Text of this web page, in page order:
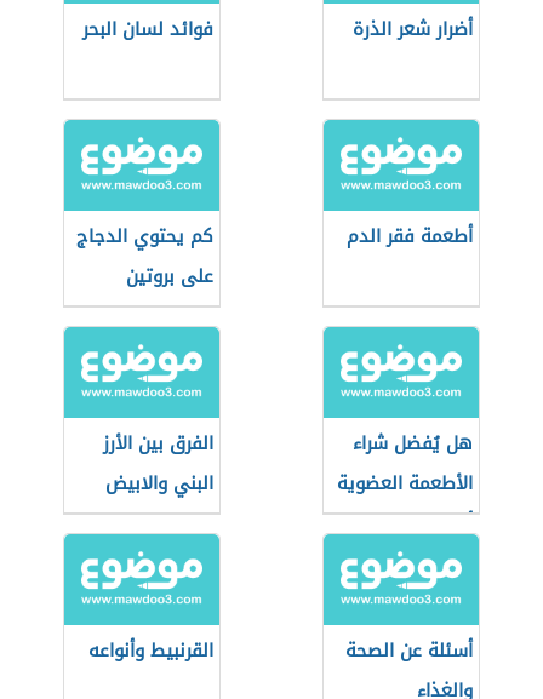
أضرار شعر الذرة فوائد لسان البحر
أطعمة فقر الدم
كم يحتوي الدجاج
على بروتين
هل يُفضل شراء
الأطعمة العضوية
أثناء التسوق؟
الفرق بين الأرز
البني والابيض
أسئلة عن الصحة
والغذاء
القرنبيط وأنواعه